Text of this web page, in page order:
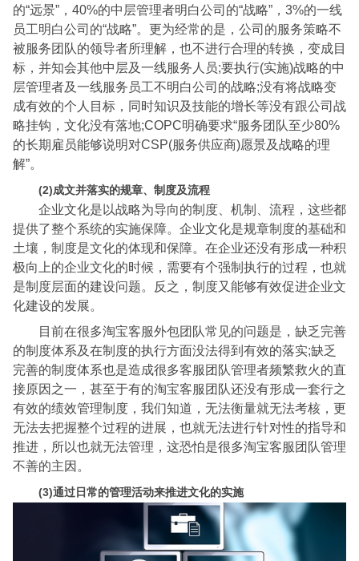
的“远景”，40%的中层管理者明白公司的“战略”，3%的一线
员工明白公司的“战略”。更为经常的是，公司的服务策略不
被服务团队的领导者所理解，也不进行合理的转换，变成目
标，并知会其他中层及一线服务人员;要执行(实施)战略的中
层管理者及一线服务员工不明白公司的战略;没有将战略变
成有效的个人目标，同时知识及技能的增长等没有跟公司战
略挂钩，文化没有落地;COPC明确要求“服务团队至少80%
的长期雇员能够说明对CSP(服务供应商)愿景及战略的理
解”。
(2)成文并落实的规章、制度及流程
企业文化是以战略为导向的制度、机制、流程，这些都
提供了整个系统的实施保障。企业文化是规章制度的基础和
土壤，制度是文化的体现和保障。在企业还没有形成一种积
极向上的企业文化的时候，需要有个强制执行的过程，也就
是制度层面的建设问题。反之，制度又能够有效促进企业文
化建设的发展。
目前在很多淘宝客服外包团队常见的问题是，缺乏完善
的制度体系及在制度的执行方面没法得到有效的落实;缺乏
完善的制度体系也是造成很多客服团队管理者频繁救火的直
接原因之一，甚至于有的淘宝客服团队还没有形成一套行之
有效的绩效管理制度，我们知道，无法衡量就无法考核，更
无法去把握整个过程的进展，也就无法进行针对性的指导和
推进，所以也就无法管理，这恐怕是很多淘宝客服团队管理
不善的主因。
(3)通过日常的管理活动来推进文化的实施